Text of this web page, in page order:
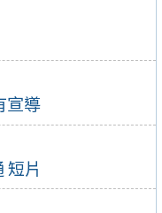
宣導
短片